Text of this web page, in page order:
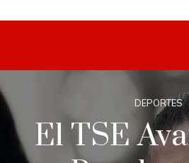
DEPORTES
El TSE